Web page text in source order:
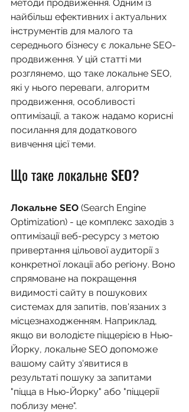
методи продвиження. Одним із
найбільш ефективних і актуальних
інструментів для малого та
середнього бізнесу є локальне SEO-
продвиження. У цій статті ми
розглянемо, що таке локальне SEO,
які у нього переваги, алгоритм
продвиження, особливості
оптимізації, а також надамо корисні
посилання для додаткового
вивчення цієї теми.
Що таке локальне SEO?
Локальне SEO (Search Engine
Optimization) - це комплекс заходів з
оптимізації веб-ресурсу з метою
привертання цільової аудиторії з
конкретної локації або регіону. Воно
спрямоване на покращення
видимості сайту в пошукових
системах для запитів, пов'язаних з
місцезнаходженням. Наприклад,
якщо ви володієте піццерією в Нью-
Йорку, локальне SEO допоможе
вашому сайту з'явитися в
результаті пошуку за запитами
"піцца в Нью-Йорку" або "піццерії
поблизу мене".